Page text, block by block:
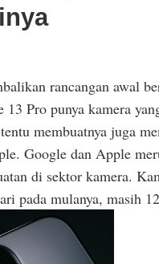
rancangan awal
Pro punya kamera
membuatnya juga
Google dan Apple
di sektor kamera.
pada mulanya, masih